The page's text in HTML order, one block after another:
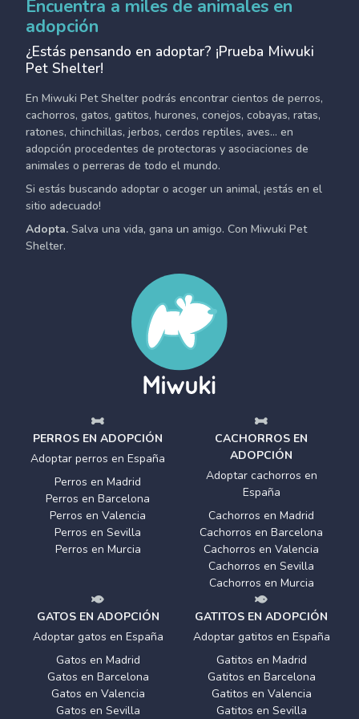
Encuentra a miles de animales en
adopción
¿Estás pensando en adoptar? ¡Prueba Miwuki
Pet Shelter!
En Miwuki Pet Shelter podrás encontrar cientos de perros,
cachorros, gatos, gatitos, hurones, conejos, cobayas, ratas,
ratones, chinchillas, jerbos, cerdos reptiles, aves... en
adopción procedentes de protectoras y asociaciones de
animales o perreras de todo el mundo.
Si estás buscando adoptar o acoger un animal, ¡estás en el
sitio adecuado!
Adopta. Salva una vida, gana un amigo. Con Miwuki Pet
Shelter.
PERROS EN ADOPCIÓN
Adoptar perros en España
Perros en Madrid
Perros en Barcelona
Perros en Valencia
Perros en Sevilla
Perros en Murcia
CACHORROS EN
ADOPCIÓN
Adoptar cachorros en
España
Cachorros en Madrid
Cachorros en Barcelona
Cachorros en Valencia
Cachorros en Sevilla
Cachorros en Murcia
GATOS EN ADOPCIÓN
Adoptar gatos en España
Gatos en Madrid
Gatos en Barcelona
Gatos en Valencia
Gatos en Sevilla
GATITOS EN ADOPCIÓN
Adoptar gatitos en España
Gatitos en Madrid
Gatitos en Barcelona
Gatitos en Valencia
Gatitos en Sevilla